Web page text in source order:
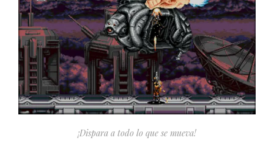
¡Dispara a todo lo que se mueva!